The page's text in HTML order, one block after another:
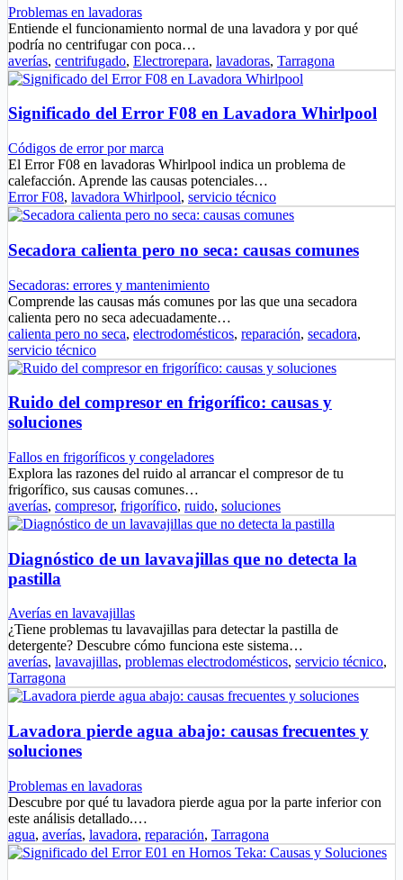
Problemas en lavadoras
Entiende el funcionamiento normal de una lavadora y por qué
podría no centrifugar con poca…
averías, centrifugado, Electrorepara, lavadoras, Tarragona
Significado del Error F08 en Lavadora Whirlpool
Códigos de error por marca
El Error F08 en lavadoras Whirlpool indica un problema de
calefacción. Aprende las causas potenciales…
Error F08, lavadora Whirlpool, servicio técnico
Secadora calienta pero no seca: causas comunes
Secadoras: errores y mantenimiento
Comprende las causas más comunes por las que una secadora
calienta pero no seca adecuadamente…
calienta pero no seca, electrodomésticos, reparación, secadora,
servicio técnico
Ruido del compresor en frigorífico: causas y
soluciones
Fallos en frigoríficos y congeladores
Explora las razones del ruido al arrancar el compresor de tu
frigorífico, sus causas comunes…
averías, compresor, frigorífico, ruido, soluciones
Diagnóstico de un lavavajillas que no detecta la
pastilla
Averías en lavavajillas
¿Tiene problemas tu lavavajillas para detectar la pastilla de
detergente? Descubre cómo funciona este sistema…
averías, lavavajillas, problemas electrodomésticos, servicio técnico,
Tarragona
Lavadora pierde agua abajo: causas frecuentes y
soluciones
Problemas en lavadoras
Descubre por qué tu lavadora pierde agua por la parte inferior con
este análisis detallado.…
agua, averías, lavadora, reparación, Tarragona